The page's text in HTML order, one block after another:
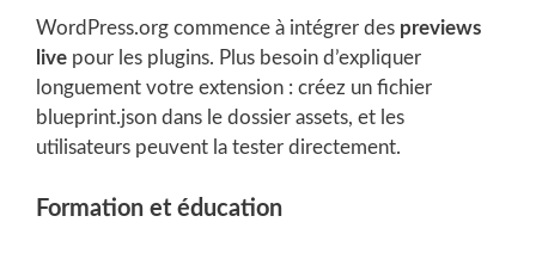
WordPress.org commence à intégrer des previews
live pour les plugins. Plus besoin d’expliquer
longuement votre extension : créez un fichier
blueprint.json dans le dossier assets, et les
utilisateurs peuvent la tester directement.
Formation et éducation